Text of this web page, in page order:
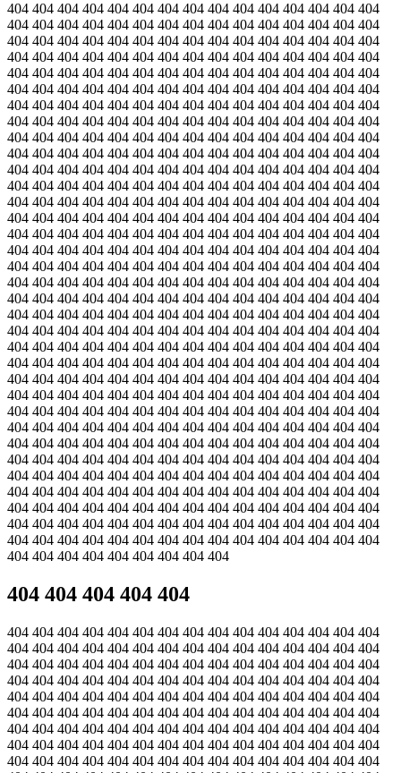
404 404 404 404 404 404 404 404 404 404 404 404 404 404 404
404 404 404 404 404 404 404 404 404 404 404 404 404 404 404
404 404 404 404 404 404 404 404 404 404 404 404 404 404 404
404 404 404 404 404 404 404 404 404 404 404 404 404 404 404
404 404 404 404 404 404 404 404 404 404 404 404 404 404 404
404 404 404 404 404 404 404 404 404 404 404 404 404 404 404
404 404 404 404 404 404 404 404 404 404 404 404 404 404 404
404 404 404 404 404 404 404 404 404 404 404 404 404 404 404
404 404 404 404 404 404 404 404 404 404 404 404 404 404 404
404 404 404 404 404 404 404 404 404 404 404 404 404 404 404
404 404 404 404 404 404 404 404 404 404 404 404 404 404 404
404 404 404 404 404 404 404 404 404 404 404 404 404 404 404
404 404 404 404 404 404 404 404 404 404 404 404 404 404 404
404 404 404 404 404 404 404 404 404 404 404 404 404 404 404
404 404 404 404 404 404 404 404 404 404 404 404 404 404 404
404 404 404 404 404 404 404 404 404 404 404 404 404 404 404
404 404 404 404 404 404 404 404 404 404 404 404 404 404 404
404 404 404 404 404 404 404 404 404 404 404 404 404 404 404
404 404 404 404 404 404 404 404 404 404 404 404 404 404 404
404 404 404 404 404 404 404 404 404 404 404 404 404 404 404
404 404 404 404 404 404 404 404 404 404 404 404 404 404 404
404 404 404 404 404 404 404 404 404 404 404 404 404 404 404
404 404 404 404 404 404 404 404 404 404 404 404 404 404 404
404 404 404 404 404 404 404 404 404 404 404 404 404 404 404
404 404 404 404 404 404 404 404 404 404 404 404 404 404 404
404 404 404 404 404 404 404 404 404 404 404 404 404 404 404
404 404 404 404 404 404 404 404 404 404 404 404 404 404 404
404 404 404 404 404 404 404 404 404 404 404 404 404 404 404
404 404 404 404 404 404 404 404 404 404 404 404 404 404 404
404 404 404 404 404 404 404 404 404 404 404 404 404 404 404
404 404 404 404 404 404 404 404 404 404 404 404 404 404 404
404 404 404 404 404 404 404 404 404 404 404 404 404 404 404
404 404 404 404 404 404 404 404 404 404 404 404 404 404 404
404 404 404 404 404 404 404 404 404 404 404 404 404 404 404
404 404 404 404 404 404 404 404 404
404 404 404 404 404
404 404 404 404 404 404 404 404 404 404 404 404 404 404 404
404 404 404 404 404 404 404 404 404 404 404 404 404 404 404
404 404 404 404 404 404 404 404 404 404 404 404 404 404 404
404 404 404 404 404 404 404 404 404 404 404 404 404 404 404
404 404 404 404 404 404 404 404 404 404 404 404 404 404 404
404 404 404 404 404 404 404 404 404 404 404 404 404 404 404
404 404 404 404 404 404 404 404 404 404 404 404 404 404 404
404 404 404 404 404 404 404 404 404 404 404 404 404 404 404
404 404 404 404 404 404 404 404 404 404 404 404 404 404 404